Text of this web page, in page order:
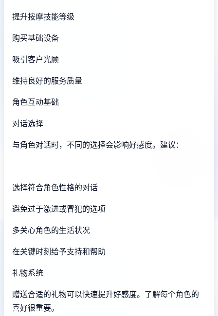
提升按摩技能等级
购买基础设备
吸引客户光顾
维持良好的服务质量
角色互动基础
对话选择
与角色对话时，不同的选择会影响好感度。建议：
选择符合角色性格的对话
避免过于激进或冒犯的选项
多关心角色的生活状况
在关键时刻给予支持和帮助
礼物系统
赠送合适的礼物可以快速提升好感度。了解每个角色的
喜好很重要。